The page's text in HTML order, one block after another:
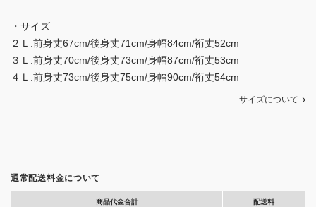
・サイズ
２Ｌ:前身丈67cm/後身丈71cm/身幅84cm/裄丈52cm
３Ｌ:前身丈70cm/後身丈73cm/身幅87cm/裄丈53cm
４Ｌ:前身丈73cm/後身丈75cm/身幅90cm/裄丈54cm
サイズについて
通常配送料金について
商品代金合計 配送料